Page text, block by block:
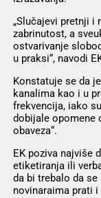
„Slučajevi pretnji i
zabrinutost, a
ostvarivanje
u praksi“, navodi
Konstatuje se da
kanalima kao i u
frekvencija, iako
dobijale opomene
obaveza“.
EK poziva najviše
etiketiranja ili
da bi trebalo da
novinaraima prati